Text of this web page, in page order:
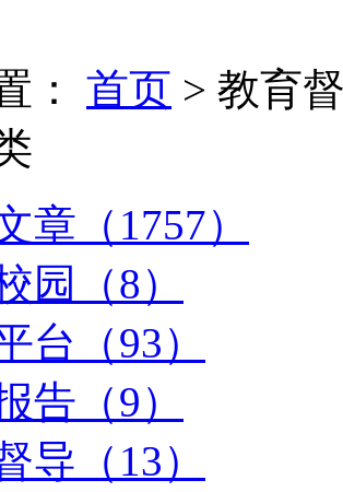
： 首页 > 教育
章（1757）
园（8）
台（93）
告（9）
导（13）